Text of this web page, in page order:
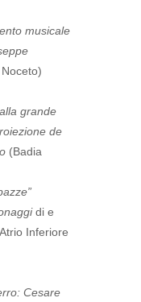
musicale
grande
de
(Badia
di e
Inferiore
Cesare